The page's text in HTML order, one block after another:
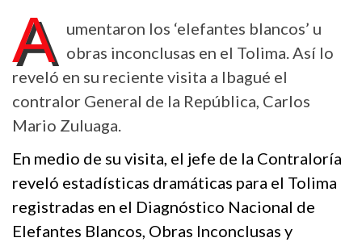
A
umentaron los ‘elefantes blancos’ u
obras inconclusas en el Tolima. Así lo
reveló en su reciente visita a Ibagué el
contralor General de la República, Carlos
Mario Zuluaga.
En medio de su visita, el jefe de la Contraloría
reveló estadísticas dramáticas para el Tolima
registradas en el Diagnóstico Nacional de
Elefantes Blancos, Obras Inconclusas y